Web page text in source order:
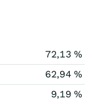
72,13 %
62,94 %
9,19 %